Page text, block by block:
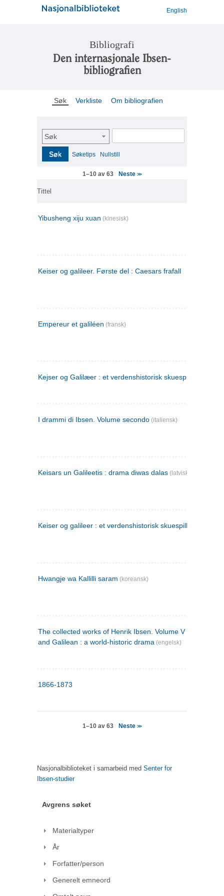
English
Bibliografi
Den internasjonale Ibsen-
bibliografien
Søk Verkliste Om bibliografien
Søk
Søk Søketips Nullstill
1–10 av 63 Neste>>
Tittel
Yibusheng xiju xuan (kinesisk)
Keiser og galileer. Første del : Caesars frafall
Empereur et galiléen (fransk)
Kejser og Galilæer : et verdenshistorisk skuespil
I drammi di Ibsen. Volume secondo (italiensk)
Keisars un Galileetis : drama diwas dalas (latvisk)
Keiser og galileer : et verdenshistorisk skuespill (1873)
Hwangje wa Kallilli saram (koreansk)
The collected works of Henrik Ibsen. Volume V : Emperor
and Galilean : a world-historic drama (engelsk)
1866-1873
1–10 av 63 Neste>>
Nasjonalbiblioteket i samarbeid med Senter for
Ibsen-studier
Avgrens søket
Materialtyper
År
Forfatter/person
Generelt emneord